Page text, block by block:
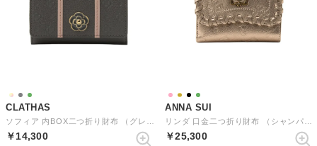
CLATHAS
ソフィア 内BOX二つ折り財布 （グレー）
￥14,300
ANNA SUI
リンダ 口金二つ折り財布 （シャンパン）
￥25,300